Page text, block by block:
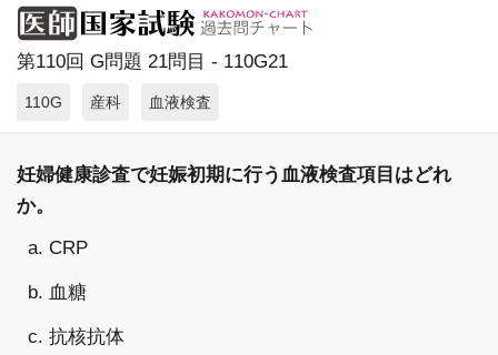
第110回 G問題 21問目 - 110G21
110G 産科 血液検査
妊婦健康診査で妊娠初期に行う血液検査項目はどれ
か。
a. CRP
b. 血糖
c. 抗核抗体